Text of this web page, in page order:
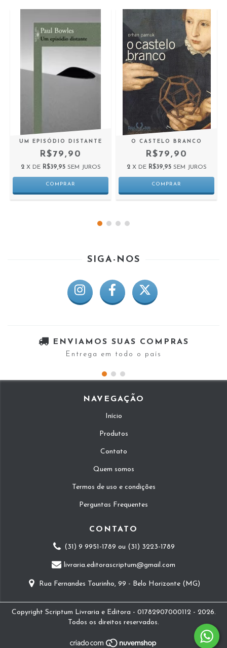
UM EPISÓDIO DISTANTE
R$79,90
2 X DE R$39,95 SEM JUROS
O CASTELO BRANCO
R$79,90
2 X DE R$39,95 SEM JUROS
SIGA-NOS
ENVIAMOS SUAS COMPRAS
Entrega em todo o país
NAVEGAÇÃO
Início
Produtos
Contato
Quem somos
Termos de uso e condições
Perguntas Frequentes
CONTATO
(31) 9 9951-1789 ou (31) 3223-1789
livraria.editorascriptum@gmail.com
Rua Fernandes Tourinho, 99 - Belo Horizonte (MG)
Copyright Scriptum Livraria e Editora - 01782907000112 - 2026.
Todos os direitos reservados.